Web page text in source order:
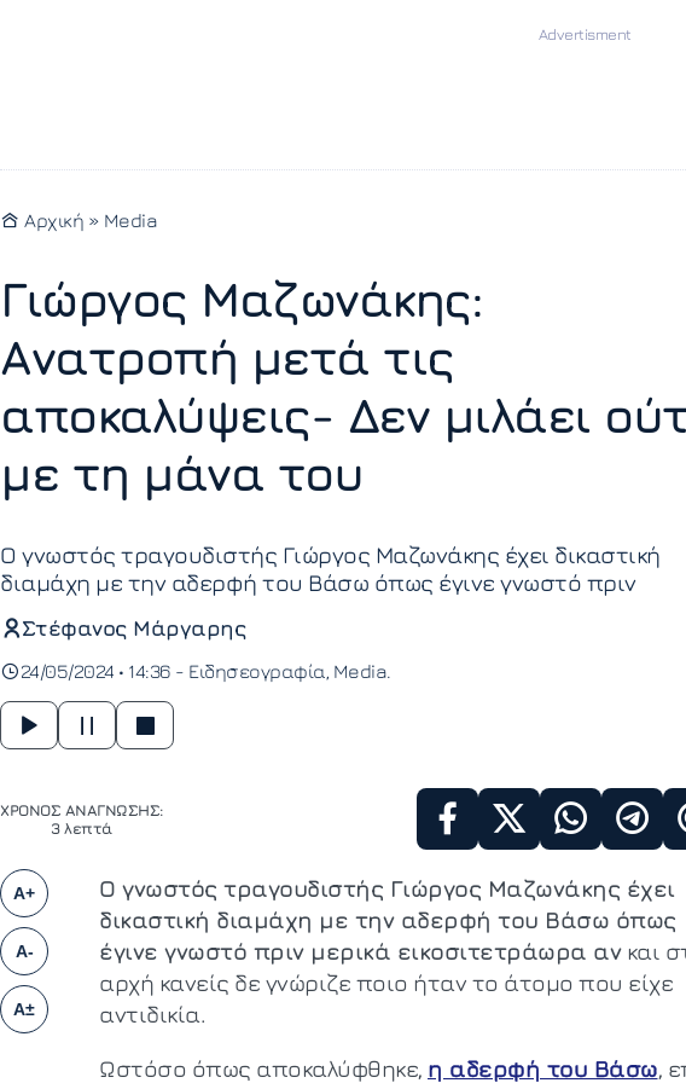
Αρχική » Media
Γιώργος Μαζωνάκης:
Ανατροπή μετά τις
αποκαλύψεις- Δεν μιλάει
με τη μάνα του
Ο γνωστός τραγουδιστής Γιώργος Μαζωνάκης έχει δικαστική
διαμάχη με την αδερφή του Βάσω όπως έγινε γνωστό πριν
Στέφανος Μάργαρης
24/05/2024 • 14:36 - Ειδησεογραφία Media
ΧΡΟΝΟΣ ΑΝΑΓΝΩΣΗΣ:
3 λεπτά
A+
A-
A±
Ο γνωστός τραγουδιστής Γιώργος Μαζωνάκης έχει
δικαστική διαμάχη με την αδερφή του Βάσω όπως
έγινε γνωστό πριν μερικά εικοσιτετράωρα ανκαι
αρχή κανείς δε γνώριζε ποιο ήταν το άτομο που είχε
αντιδικία.
Ωστόσο όπως αποκαλύφθηκε, η αδερφή του Βάσω,